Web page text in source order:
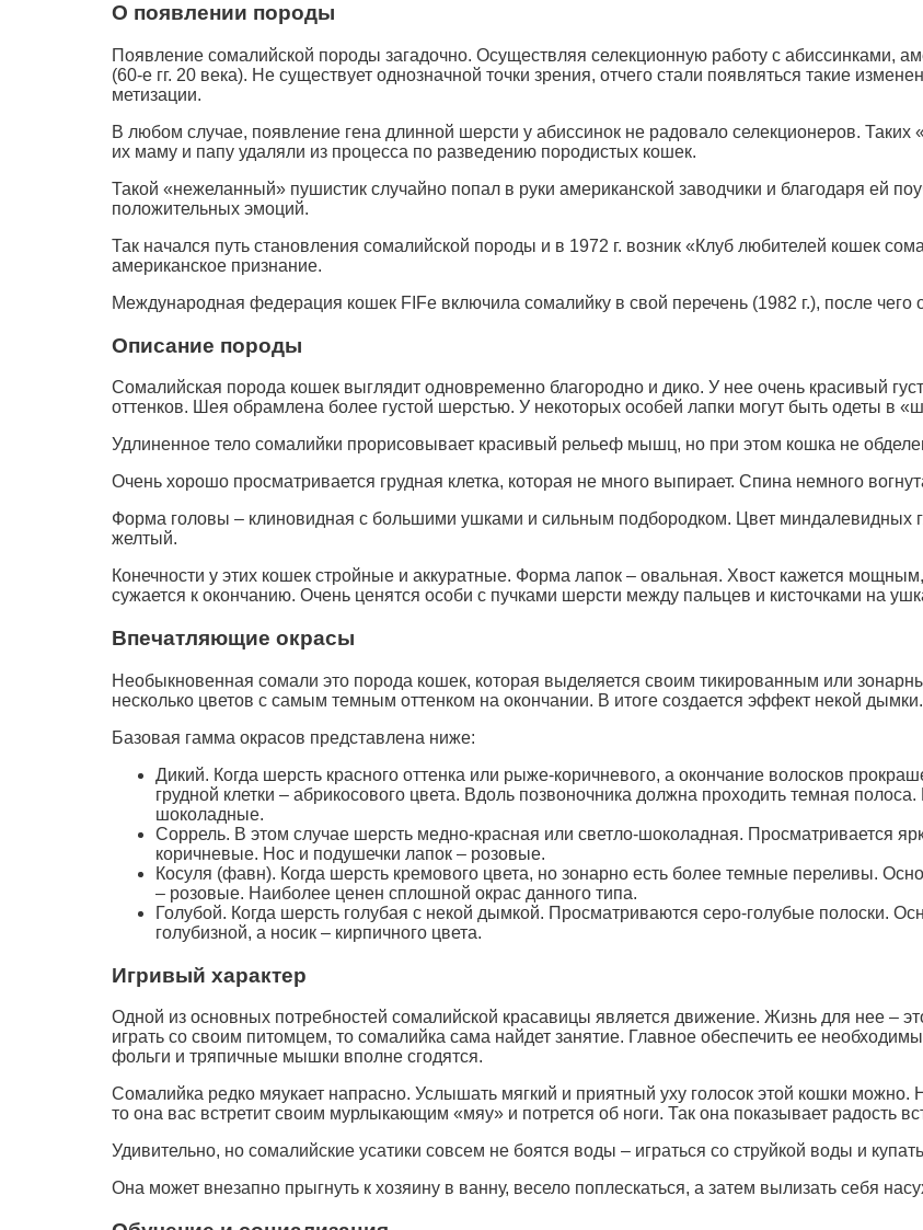
О появлении породы
Появление сомалийской породы загадочно. Осуществляя селекционную работу с абиссинками,
(60-е гг. 20 века). Не существует однозначной точки зрения, отчего стали появляться такие
метизации.
В любом случае, появление гена длинной шерсти у абиссинок не радовало селекционеров.
их маму и папу удаляли из процесса по разведению породистых кошек.
Такой «нежеланный» пушистик случайно попал в руки американской заводчики и благодаря ей
положительных эмоций.
Так начался путь становления сомалийской породы и в 1972 г. возник «Клуб любителей кошек
американское признание.
Международная федерация кошек FIFe включила сомалийку в свой перечень (1982 г.), после чего
Описание породы
Сомалийская порода кошек выглядит одновременно благородно и дико. У нее очень красивый
оттенков. Шея обрамлена более густой шерстью. У некоторых особей лапки могут быть одеты в
Удлиненное тело сомалийки прорисовывает красивый рельеф мышц, но при этом кошка не
Очень хорошо просматривается грудная клетка, которая не много выпирает. Спина немного
Форма головы – клиновидная с большими ушками и сильным подбородком. Цвет миндалевидных
желтый.
Конечности у этих кошек стройные и аккуратные. Форма лапок – овальная. Хвост кажется
сужается к окончанию. Очень ценятся особи с пучками шерсти между пальцев и кисточками на
Впечатляющие окрасы
Необыкновенная сомали это порода кошек, которая выделяется своим тикированным или
несколько цветов с самым темным оттенком на окончании. В итоге создается эффект некой дымки.
Базовая гамма окрасов представлена ниже:
Дикий. Когда шерсть красного оттенка или рыже-коричневого, а окончание волосков
грудной клетки – абрикосового цвета. Вдоль позвоночника должна проходить темная
шоколадные.
Соррель. В этом случае шерсть медно-красная или светло-шоколадная. Просматривается
коричневые. Нос и подушечки лапок – розовые.
Косуля (фавн). Когда шерсть кремового цвета, но зонарно есть более темные переливы.
– розовые. Наиболее ценен сплошной окрас данного типа.
Голубой. Когда шерсть голубая с некой дымкой. Просматриваются серо-голубые полоски.
голубизной, а носик – кирпичного цвета.
Игривый характер
Одной из основных потребностей сомалийской красавицы является движение. Жизнь для нее –
играть со своим питомцем, то сомалийка сама найдет занятие. Главное обеспечить ее
фольги и тряпичные мышки вполне сгодятся.
Сомалийка редко мяукает напрасно. Услышать мягкий и приятный уху голосок этой кошки
то она вас встретит своим мурлыкающим «мяу» и потрется об ноги. Так она показывает радость
Удивительно, но сомалийские усатики совсем не боятся воды – играться со струйкой воды и
Она может внезапно прыгнуть к хозяину в ванну, весело поплескаться, а затем вылизать себя